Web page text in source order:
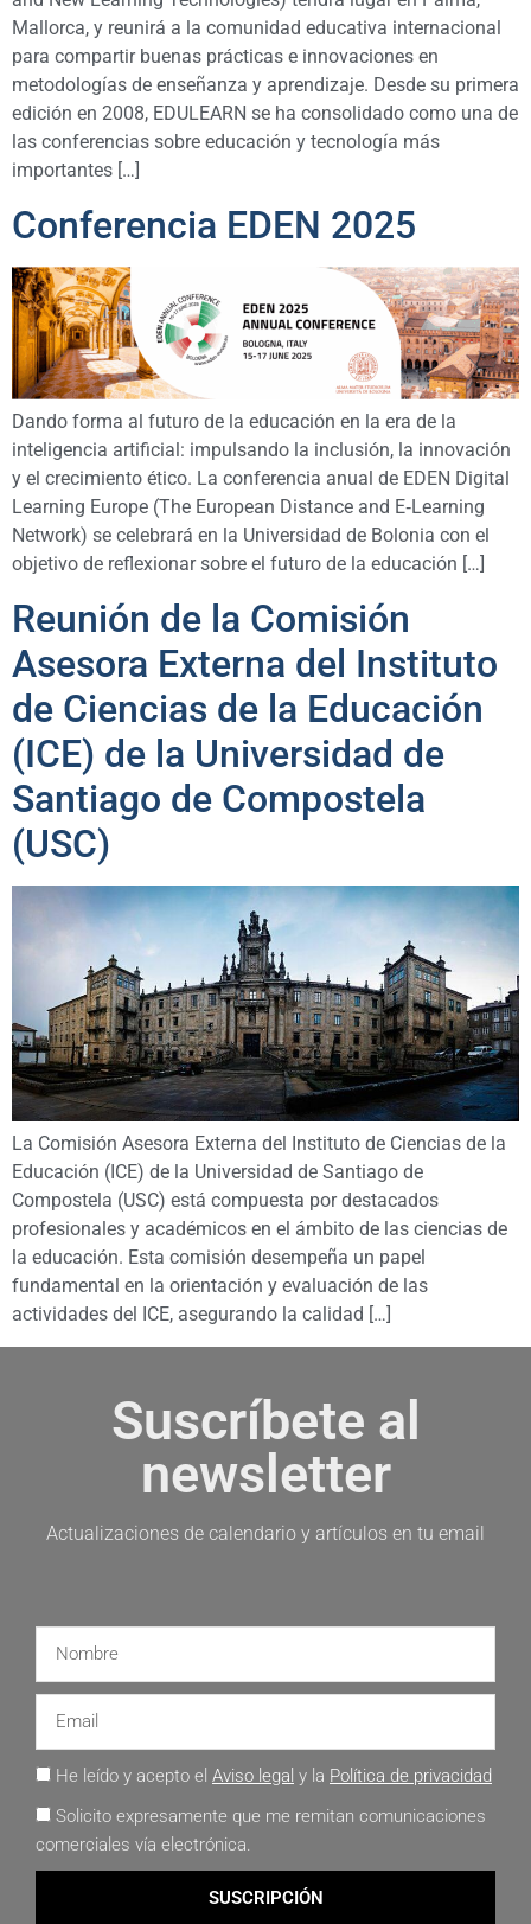
Mallorca, y reunirá a la comunidad educativa internacional
para compartir buenas prácticas e innovaciones en
metodologías de enseñanza y aprendizaje. Desde su primera
edición en 2008, EDULEARN se ha consolidado como una de
las conferencias sobre educación y tecnología más
importantes […]
Conferencia EDEN 2025
Dando forma al futuro de la educación en la era de la
inteligencia artificial: impulsando la inclusión, la innovación
y el crecimiento ético. La conferencia anual de EDEN Digital
Learning Europe (The European Distance and E‑Learning
Network) se celebrará en la Universidad de Bolonia con el
objetivo de reflexionar sobre el futuro de la educación […]
Reunión de la Comisión
Asesora Externa del Instituto
de Ciencias de la Educación
(ICE) de la Universidad de
Santiago de Compostela
(USC)
La Comisión Asesora Externa del Instituto de Ciencias de la
Educación (ICE) de la Universidad de Santiago de
Compostela (USC) está compuesta por destacados
profesionales y académicos en el ámbito de las ciencias de
la educación. Esta comisión desempeña un papel
fundamental en la orientación y evaluación de las
actividades del ICE, asegurando la calidad […]
Suscríbete al
newsletter
Actualizaciones de calendario y artículos en tu email
He leído y acepto el Aviso legal y la Política de privacidad
Solicito expresamente que me remitan comunicaciones
comerciales vía electrónica.
SUSCRIPCIÓN